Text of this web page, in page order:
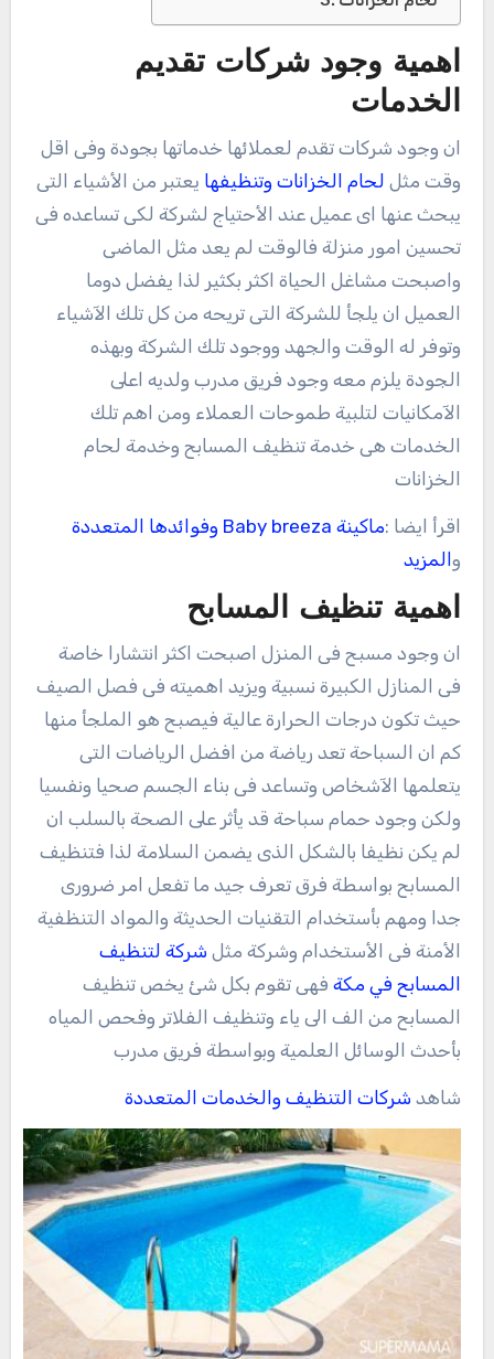
اهمية وجود شركات تقديم
الخدمات
ان وجود شركات تقدم لعملائها خدماتها بجودة وفى اقل
وقت مثل لحام الخزانات وتنظيفها يعتبر من الأشياء التى
يبحث عنها اى عميل عند الأحتياج لشركة لكى تساعده فى
تحسين امور منزلة فالوقت لم يعد مثل الماضى
واصبحت مشاغل الحياة اكثر بكثير لذا يفضل دوما
العميل ان يلجأ للشركة التى تريحه من كل تلك الآشياء
وتوفر له الوقت والجهد ووجود تلك الشركة وبهذه
الجودة يلزم معه وجود فريق مدرب ولديه اعلى
الآمكانيات لتلبية طموحات العملاء ومن اهم تلك
الخدمات هى خدمة تنظيف المسابح وخدمة لحام
الخزانات
اقرأ ايضا :ماكينة Baby breeza وفوائدها المتعددة
والمزيد
اهمية تنظيف المسابح
ان وجود مسبح فى المنزل اصبحت اكثر انتشارا خاصة
فى المنازل الكبيرة نسبية ويزيد اهميته فى فصل الصيف
حيث تكون درجات الحرارة عالية فيصبح هو الملجأ منها
كم ان السباحة تعد رياضة من افضل الرياضات التى
يتعلمها الآشخاص وتساعد فى بناء الجسم صحيا ونفسيا
ولكن وجود حمام سباحة قد يأثر على الصحة بالسلب ان
لم يكن نظيفا بالشكل الذى يضمن السلامة لذا فتنظيف
المسابح بواسطة فرق تعرف جيد ما تفعل امر ضرورى
جدا ومهم بأستخدام التقنيات الحديثة والمواد التنظفية
الأمنة فى الأستخدام وشركة مثل شركة لتنظيف
المسابح في مكةفهى تقوم بكل شئ يخص تنظيف
المسابح من الف الى ياء وتنظيف الفلاتر وفحص المياه
بأحدث الوسائل العلمية وبواسطة فريق مدرب
شاهد شركات التنظيف والخدمات المتعددة